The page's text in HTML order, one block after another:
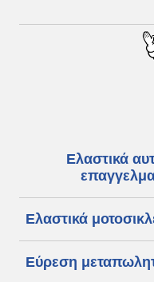
Ελαστικά
Ελαστικά
Εύρεση